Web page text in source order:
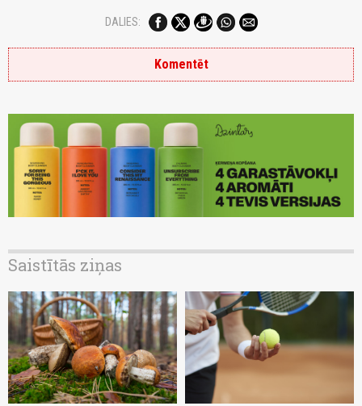
DALIES:
Komentēt
Saistītās ziņas